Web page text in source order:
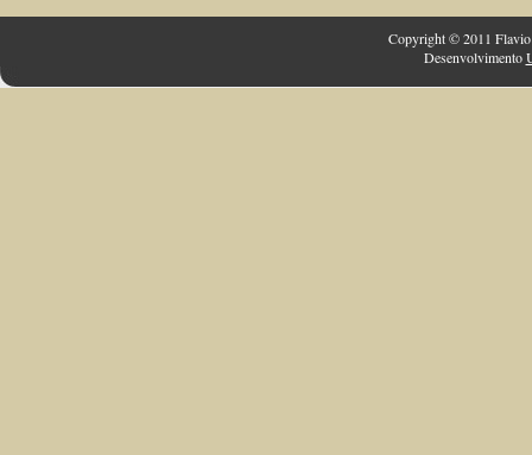
Copyright © 2011 Flavio
Desenvolvimento